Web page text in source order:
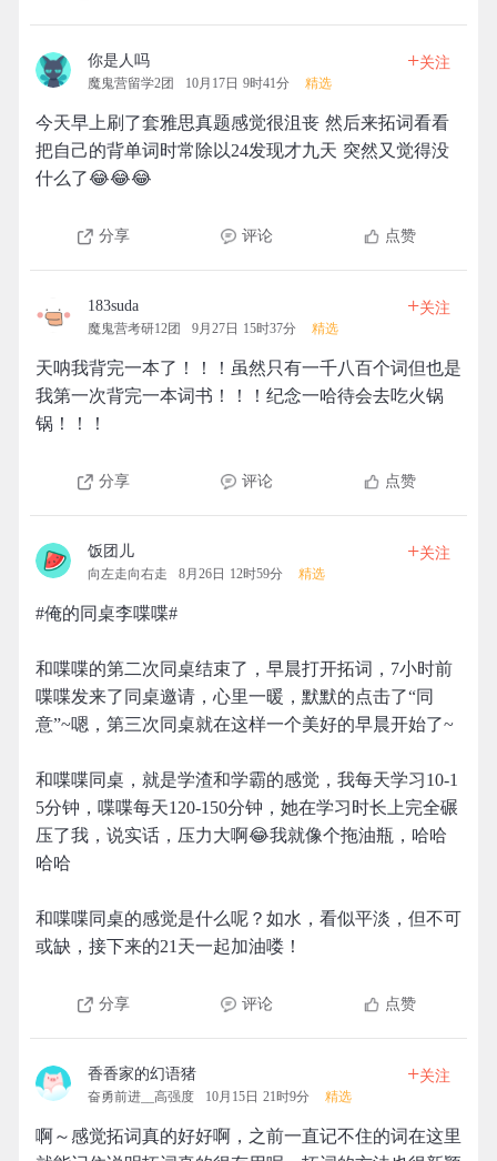
你是人吗
魔鬼营留学2团 10月17日 9时41分 精选
+关注
今天早上刷了套雅思真题感觉很沮丧 然后来拓词看看
把自己的背单词时常除以24发现才九天 突然又觉得没
什么了😂😂😂
分享 评论 点赞
183suda
魔鬼营考研12团 9月27日 15时37分 精选
+关注
天呐我背完一本了！！！虽然只有一千八百个词但也是
我第一次背完一本词书！！！纪念一哈待会去吃火锅
锅！！！
分享 评论 点赞
饭团儿
向左走向右走 8月26日 12时59分 精选
+关注
#俺的同桌李喋喋#
和喋喋的第二次同桌结束了，早晨打开拓词，7小时前
喋喋发来了同桌邀请，心里一暖，默默的点击了“同
意”~嗯，第三次同桌就在这样一个美好的早晨开始了~
和喋喋同桌，就是学渣和学霸的感觉，我每天学习10-1
5分钟，喋喋每天120-150分钟，她在学习时长上完全碾
压了我，说实话，压力大啊😂我就像个拖油瓶，哈哈
哈哈
和喋喋同桌的感觉是什么呢？如水，看似平淡，但不可
或缺，接下来的21天一起加油喽！
分享 评论 点赞
香香家的幻语猪
奋勇前进__高强度 10月15日 21时9分 精选
+关注
啊～感觉拓词真的好好啊，之前一直记不住的词在这里